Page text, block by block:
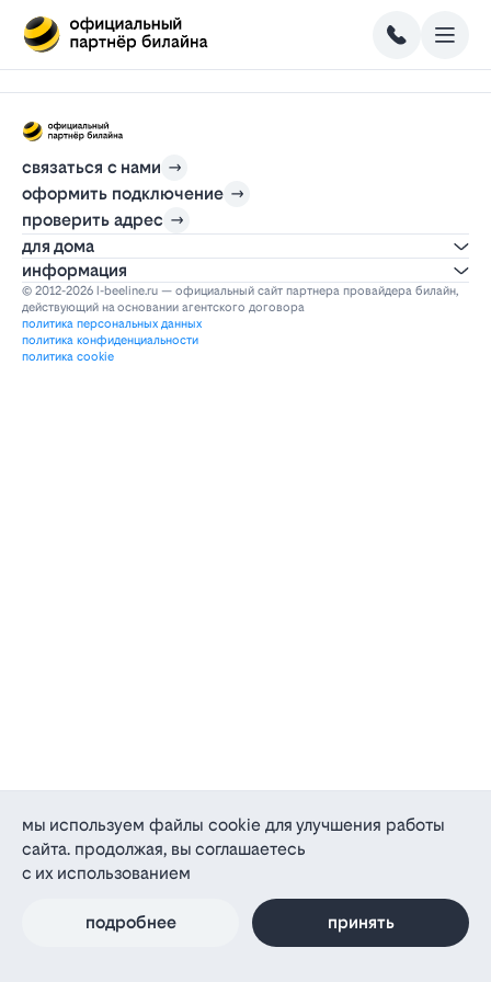
связаться с нами
оформить подключение
проверить адрес
для дома
информация
© 2012-2026 l-beeline.ru — официальный сайт партнера провайдера билайн,
действующий на основании агентского договора
политика персональных данных
политика конфиденциальности
политика cookie
мы используем файлы cookie для улучшения работы
сайта. продолжая, вы соглашаетесь
с их использованием
подробнее принять